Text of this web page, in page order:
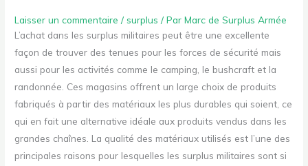
Laisser un commentaire /surplus / ParMarc de Surplus Armée
L’achat dans les surplus militaires peut être une excellente
façon de trouver des tenues pour les forces de sécurité mais
aussi pour les activités comme le camping, le bushcraft et la
randonnée. Ces magasins offrent un large choix de produits
fabriqués à partir des matériaux les plus durables qui soient, ce
qui en fait une alternative idéale aux produits vendus dans les
grandes chaînes. La qualité des matériaux utilisés est l’une des
principales raisons pour lesquelles les surplus militaires sont si